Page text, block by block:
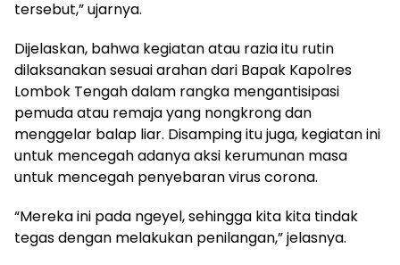
tersebut,” ujarnya.
Dijelaskan, bahwa kegiatan atau razia itu rutin
dilaksanakan sesuai arahan dari Bapak Kapolres
Lombok Tengah dalam rangka mengantisipasi
pemuda atau remaja yang nongkrong dan
menggelar balap liar. Disamping itu juga, kegiatan ini
untuk mencegah adanya aksi kerumunan masa
untuk mencegah penyebaran virus corona.
“Mereka ini pada ngeyel, sehingga kita kita tindak
tegas dengan melakukan penilangan,” jelasnya.